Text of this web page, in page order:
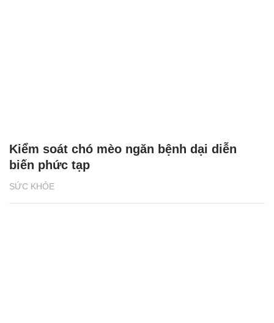
SỨC KHỎE
Kiểm soát chó mèo ngăn bệnh dại diễn
biến phức tạp